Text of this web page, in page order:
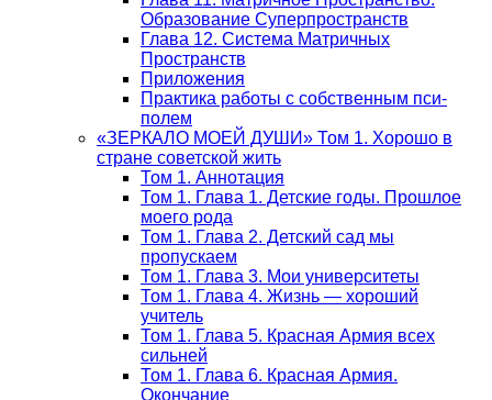
Образование Суперпространств
Глава 12. Система Матричных
Пространств
Приложения
Практика работы с собственным пси-
полем
«ЗЕРКАЛО МОЕЙ ДУШИ» Том 1. Хорошо в
стране советской жить
Том 1. Аннотация
Том 1. Глава 1. Детские годы. Прошлое
моего рода
Том 1. Глава 2. Детский сад мы
пропускаем
Том 1. Глава 3. Мои университеты
Том 1. Глава 4. Жизнь — хороший
учитель
Том 1. Глава 5. Красная Армия всех
сильней
Том 1. Глава 6. Красная Армия.
Окончание